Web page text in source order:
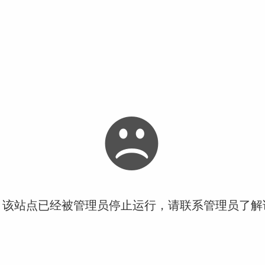
站点已经被管理员停止运行，请联系管理员了